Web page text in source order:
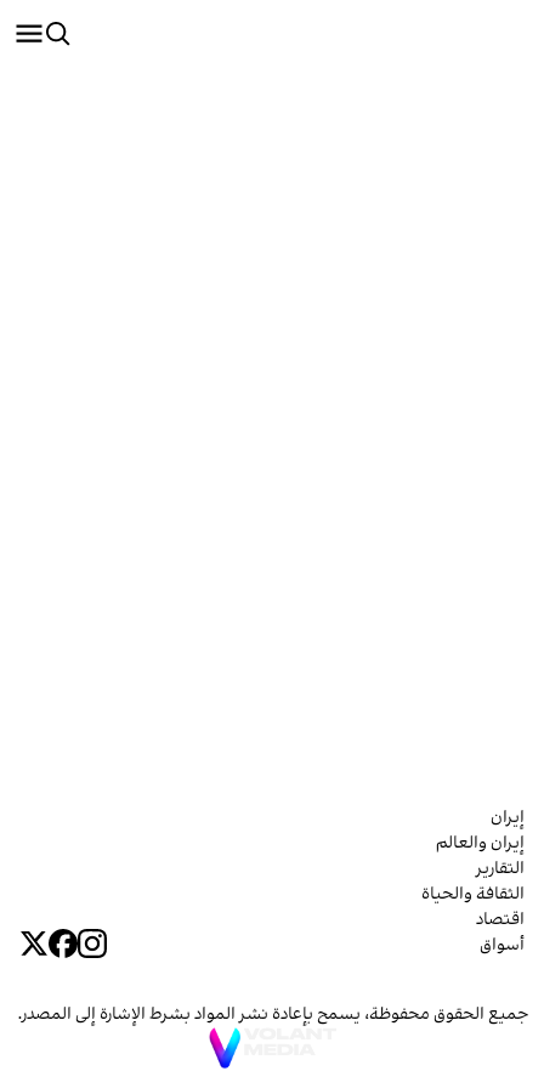
إيران
إيران والعالم
التقارير
الثقافة والحياة
اقتصاد
أسواق
جميع الحقوق محفوظة، يسمح بإعادة نشر المواد بشرط الإشارة إلى المصدر.